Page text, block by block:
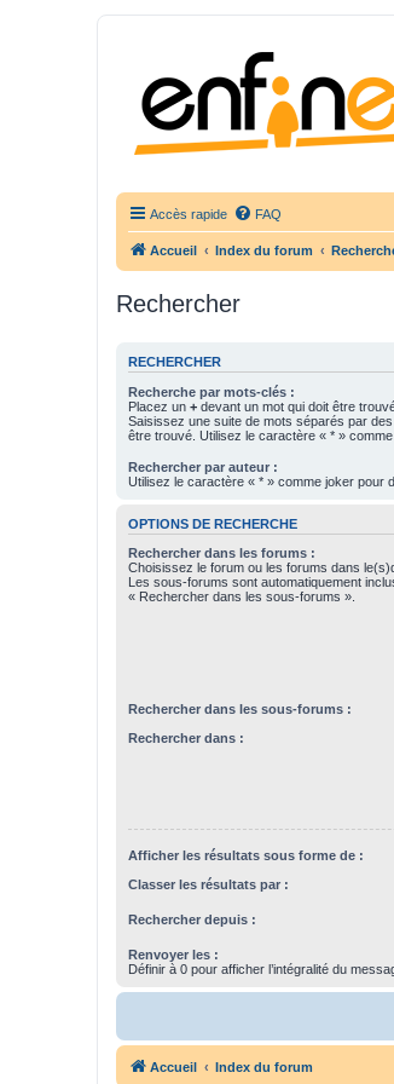
Accès rapide FAQ
Accueil Index du forum
Rechercher
RECHERCHER
Recherche par mots-clés :
Placez un + devant un mot qui doit être
Saisissez une suite de mots séparés par des
être trouvé. Utilisez le caractère « * »
Rechercher par auteur :
Utilisez le caractère « * » comme joker pour
OPTIONS DE RECHERCHE
Rechercher dans les forums :
Choisissez le forum ou les forums dans
Les sous-forums sont automatiquement
« Rechercher dans les sous-forums ».
Rechercher dans les sous-forums :
Rechercher dans :
Afficher les résultats sous forme de :
Classer les résultats par :
Rechercher depuis :
Renvoyer les :
Définir à 0 pour afficher l’intégralité du
Accueil Index du forum